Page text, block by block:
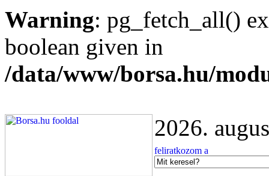
Warning: pg_fetch_all()
boolean given in
/data/www/borsa.hu/
2026.